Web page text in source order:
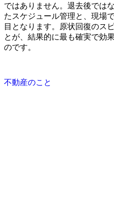
ではありません。退去後では
たスケジュール管理と、現場
目となります。原状回復のス
とが、結果的に最も確実で効
のです。
不動産のこと